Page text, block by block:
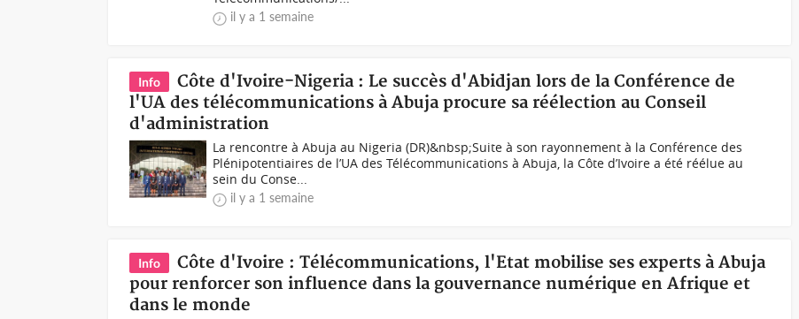
il y a 1 semaine
Info
Côte d'Ivoire-Nigeria : Le succès d'Abidjan lors de la Conférence de
l'UA des télécommunications à Abuja procure sa réélection au Conseil
d'administration
La rencontre à Abuja au Nigeria (DR)&nbsp;Suite à son rayonnement à la Conférence des
Plénipotentiaires de l’UA des Télécommunications à Abuja, la Côte d’Ivoire a été réélue au
sein du Conse...
il y a 1 semaine
Info
Côte d'Ivoire : Télécommunications, l'Etat mobilise ses experts à Abuja
pour renforcer son influence dans la gouvernance numérique en Afrique et
dans le monde